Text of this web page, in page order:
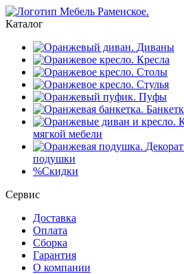
Каталог
Диваны
Кресла
Столы
Стулья
Пуфы
мягкой мебели
подушки
%Скидки
Сервис
Доставка
Оплата
Сборка
Гарантия
О компании